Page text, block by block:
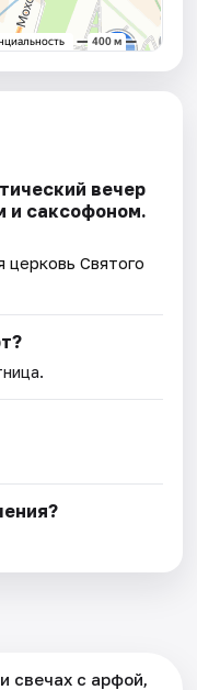
вечер
и саксофоном.
церковь Святого
свечах с арфой,